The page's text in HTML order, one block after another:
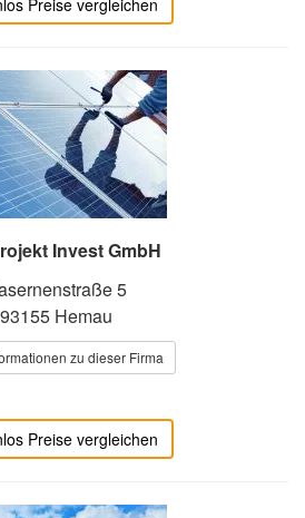
Preise vergleichen
Invest GmbH
5
93155 Hemau
zu dieser Firma
Preise vergleichen